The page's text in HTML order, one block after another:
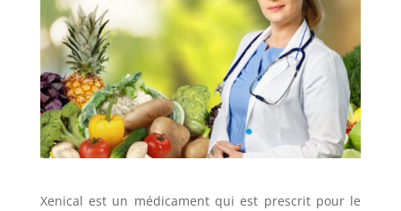
Xenical est un médicament qui est prescrit pour le